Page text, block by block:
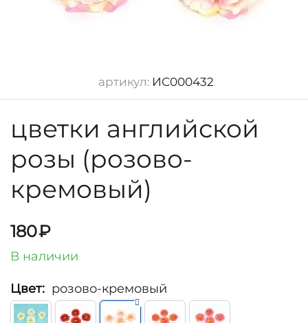
артикул: ИС000432
цветки английской
розы (розово-
кремовый)
180₽
В наличии
Цвет: розово-кремовый